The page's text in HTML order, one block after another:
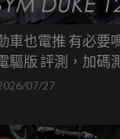
車也電推 有必要
驅版 評測，加碼
嗎？07/27